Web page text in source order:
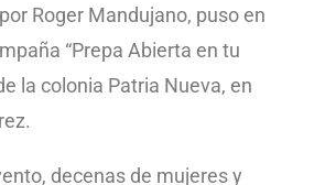
Roger Mandujano, puso en
“Prepa Abierta en tu
la colonia Patria Nueva, en
decenas de mujeres y